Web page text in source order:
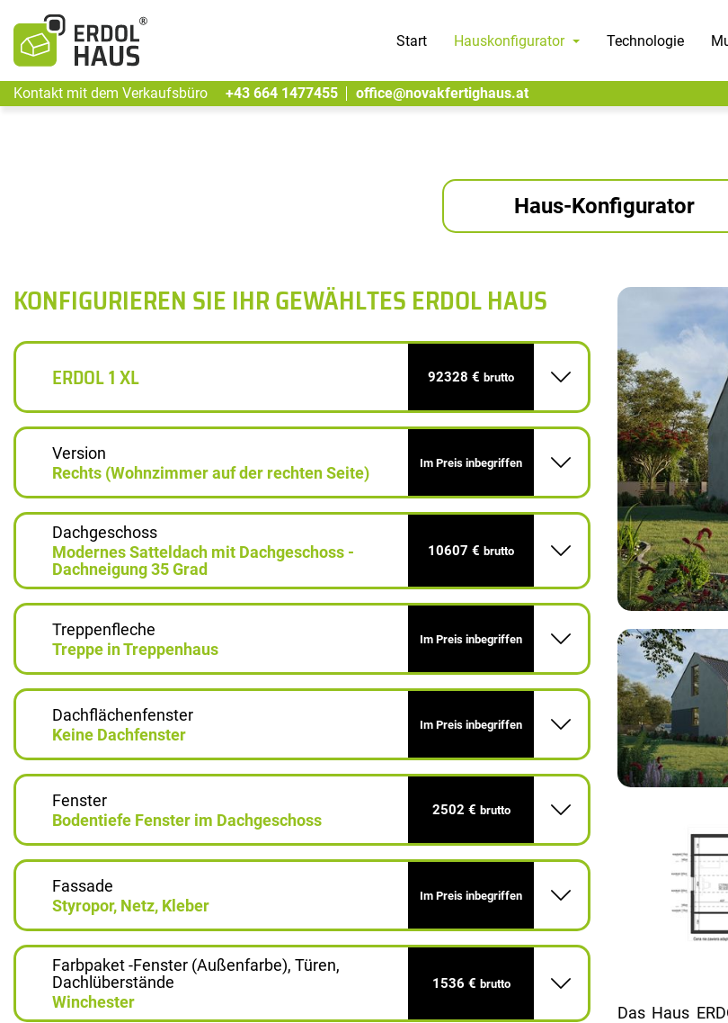
Start Hauskonfigurator Technologie
Kontakt mit dem Verkaufsbüro +43 664 1477455 office@novakfertighaus.at
Haus-Konfigurator
Das Haus
KONFIGURIEREN SIE IHR GEWÄHLTES ERDOL HAUS
ERDOL 1 XL 92328 € brutto
Version
Rechts (Wohnzimmer auf der rechten Seite)
Im Preis inbegriffen
Dachgeschoss
Modernes Satteldach mit Dachgeschoss -
Dachneigung 35 Grad
10607 € brutto
Treppenfleche
Treppe in Treppenhaus
Im Preis inbegriffen
Dachflächenfenster
Keine Dachfenster
Im Preis inbegriffen
Fenster
Bodentiefe Fenster im Dachgeschoss
2502 € brutto
Fassade
Styropor, Netz, Kleber
Im Preis inbegriffen
Farbpaket -Fenster (Außenfarbe), Türen,
Dachlüberstände
Winchester
1536 € brutto